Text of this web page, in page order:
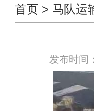
首页 > 马队运
发布时间